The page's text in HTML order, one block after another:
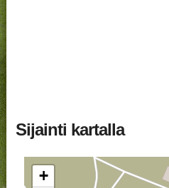
Sijainti kartalla
+